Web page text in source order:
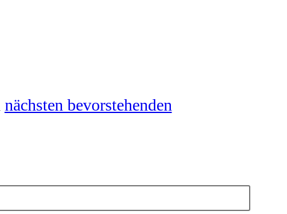
nächsten bevorstehenden